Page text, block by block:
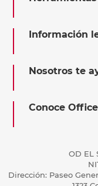
Información
Nosotros te
Conoce
OD EL
Dirección: Paseo